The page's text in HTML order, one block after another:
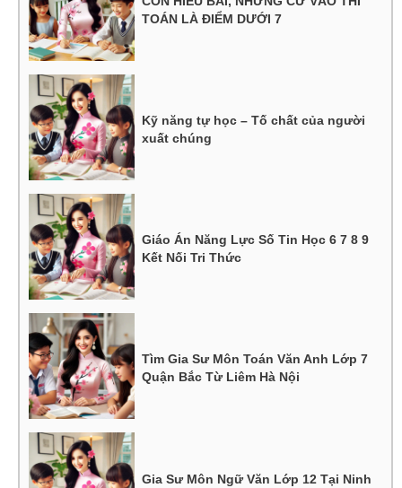
TOÁN LÀ ĐIỂM DƯỚI 7
Kỹ năng tự học – Tố chất của người
xuất chúng
Giáo Án Năng Lực Số Tin Học 6 7 8 9
Kết Nối Tri Thức
Tìm Gia Sư Môn Toán Văn Anh Lớp 7
Quận Bắc Từ Liêm Hà Nội
Gia Sư Môn Ngữ Văn Lớp 12 Tại Ninh